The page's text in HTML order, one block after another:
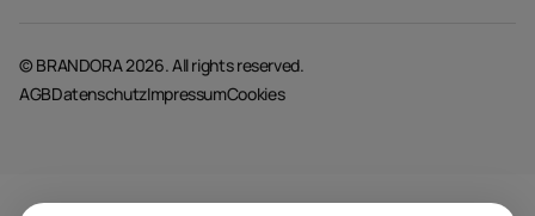
© BRANDORA 2026. All rights reserved.
AGBDatenschutzImpressumCookies